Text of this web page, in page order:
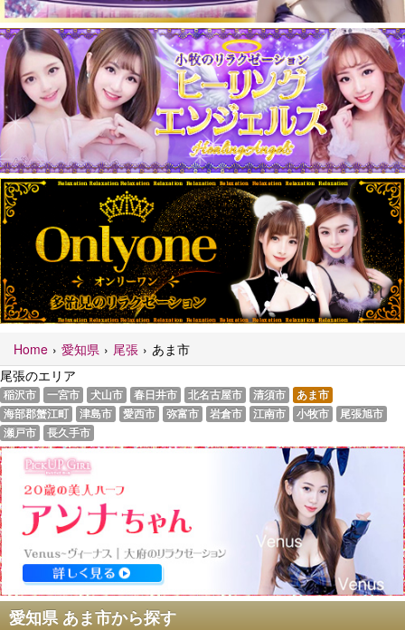
Home 愛知県 尾張
あま市
尾張のエリア
稲沢市 一宮市 犬山市 春日井市 北名古屋市 清須市
あま市
海部郡蟹江町
津島市 愛西市 弥富市 岩倉市 江南市 小牧市
尾張旭市
瀬戸市
長久手市
愛知県 あま市から探す